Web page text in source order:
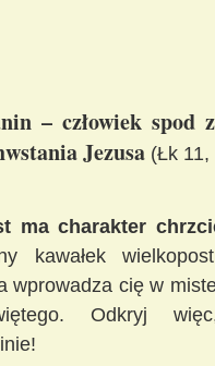
– człowiek spod
Jezusa (Łk 11,
ma charakter
kawałek
wprowadza cię w
Odkryj